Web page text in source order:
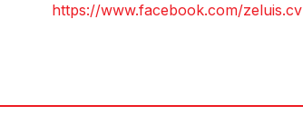
https://www.facebook.com/zeluis.cv